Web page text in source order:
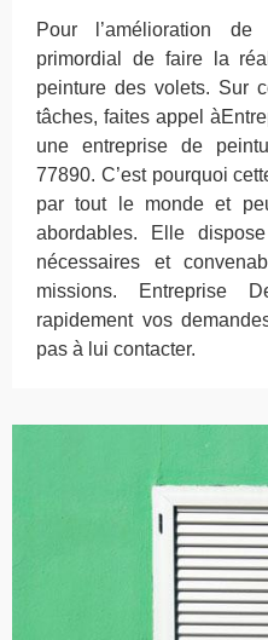
Pour l’amélioration
primordial de faire la
peinture des volets. Sur
tâches, faites appel
une entreprise de
77890. C’est pourquoi
par tout le monde et
abordables. Elle
nécessaires et
missions. Entreprise
rapidement vos
pas à lui contacter.